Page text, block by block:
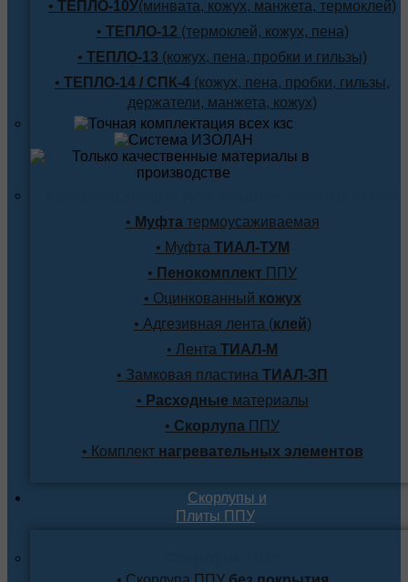
• ТЕПЛО-10У(минвата, кожух, манжета, термоклей)
• ТЕПЛО-12 (термоклей, кожух, пена)
• ТЕПЛО-13 (кожух, пена, пробки и гильзы)
• ТЕПЛО-14 / СПК-4 (кожух, пена, пробки, гильзы,
держатели, манжета, кожух)
• Муфтатермоусаживаемая
• Муфта ТИАЛ-ТУМ
• Пенокомплект ППУ
• Оцинкованный кожух
• Адгезивная лента (клей)
• Лента ТИАЛ-М
• Замковая пластина ТИАЛ-ЗП
• Расходные материалы
• Скорлупа ППУ
• Комплектнагревательных элементов
Скорлупы и
Плиты ППУ